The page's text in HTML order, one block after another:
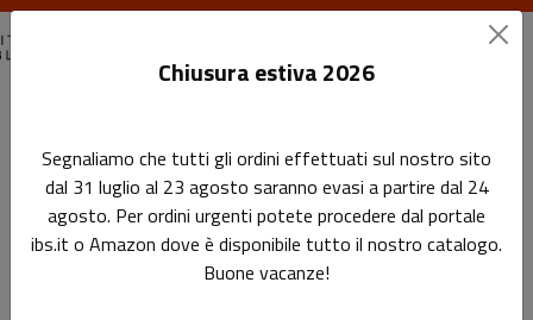
Stefano Rolando
Pagina di Stefano Rolando
Chiusura estiva 2026
Segnaliamo che tutti gli ordini effettuati sul nostro sito
dal 31 luglio al 23 agosto saranno evasi a partire dal 24
agosto. Per ordini urgenti potete procedere dal portale
ibs.it o Amazon dove è disponibile tutto il nostro catalogo.
Buone vacanze!